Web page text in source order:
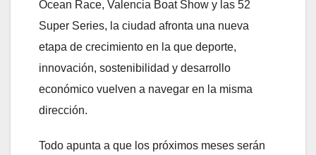
Ocean Race, Valencia Boat Show y las 52
Super Series, la ciudad afronta una nueva
etapa de crecimiento en la que deporte,
innovación, sostenibilidad y desarrollo
económico vuelven a navegar en la misma
dirección.
Todo apunta a que los próximos meses serán